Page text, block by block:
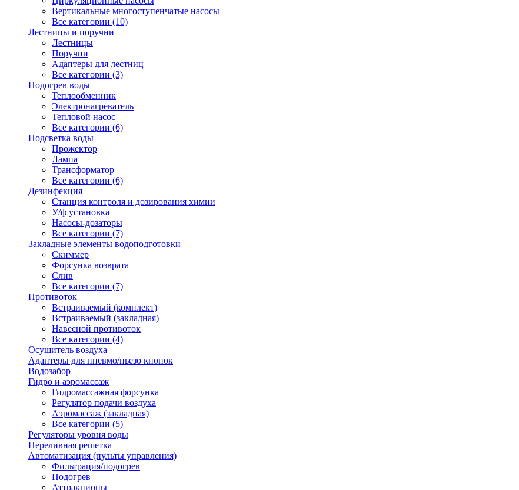
Вертикальные многоступенчатые насосы
Все категории (10)
Лестницы и поручни
Лестницы
Поручни
Адаптеры для лестниц
Все категории (3)
Подогрев воды
Теплообменник
Электронагреватель
Тепловой насос
Все категории (6)
Подсветка воды
Прожектор
Лампа
Трансформатор
Все категории (6)
Дезинфекция
Станция контроля и дозирования химии
У/ф установка
Насосы-дозаторы
Все категории (7)
Закладные элементы водоподготовки
Скиммер
Форсунка возврата
Слив
Все категории (7)
Противоток
Встраиваемый (комплект)
Встраиваемый (закладная)
Навесной противоток
Все категории (4)
Осушитель воздуха
Адаптеры для пневмо/пьезо кнопок
Водозабор
Гидро и аэромассаж
Гидромассажная форсунка
Регулятор подачи воздуха
Аэромассаж (закладная)
Все категории (5)
Регуляторы уровня воды
Переливная решетка
Автоматизация (пульты управления)
Фильтрация/подогрев
Подогрев
Аттракционы